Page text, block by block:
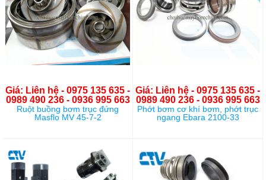
Giá: Liên hệ - 0975 135 635 -
0989 490 236 - 0936 995 663
Ruột buồng bơm trục đứng
Masflo MV 45-7-2
Giá: Liên hệ - 0975 135 635 -
0989 490 236 - 0936 995 663
Phớt bơm cơ khí bơm, phớt trục
ngang Ebara 2100-33